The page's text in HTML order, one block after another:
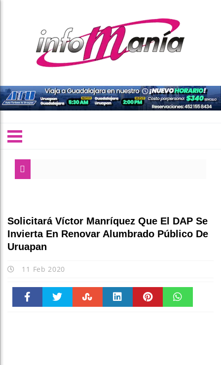
Solicitará Víctor Manríquez Que El DAP Se
Invierta En Renovar Alumbrado Público De
Uruapan
11 Feb 2020